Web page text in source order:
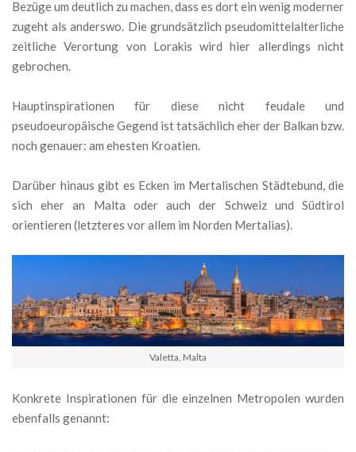
Bezüge um deutlich zu machen, dass es dort ein wenig moderner
zugeht als anderswo. Die grundsätzlich pseudomittelalterliche
zeitliche Verortung von Lorakis wird hier allerdings nicht
gebrochen.
Hauptinspirationen für diese nicht feudale und
pseudoeuropäische Gegend ist tatsächlich eher der Balkan bzw.
noch genauer: am ehesten Kroatien.
Darüber hinaus gibt es Ecken im Mertalischen Städtebund, die
sich eher an Malta oder auch der Schweiz und Südtirol
orientieren (letzteres vor allem im Norden Mertalias).
Valetta, Malta
Konkrete Inspirationen für die einzelnen Metropolen wurden
ebenfalls genannt: